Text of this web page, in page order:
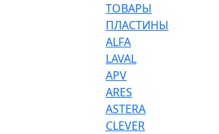
ТОВАРЫ
ПЛАСТИНЫ
ALFA
LAVAL
APV
ARES
ASTERA
CLEVER